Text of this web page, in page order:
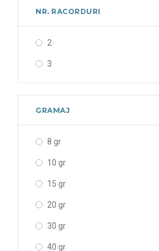
NR. RACORDURI
2
3
GRAMAJ
8 gr
10 gr
15 gr
20 gr
30 gr
40 gr